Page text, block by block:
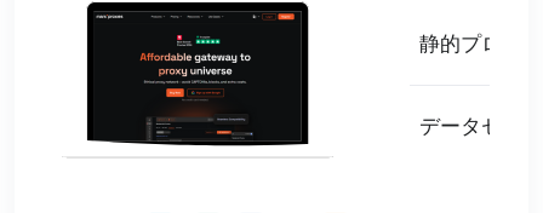
静的プロキシ
データセン